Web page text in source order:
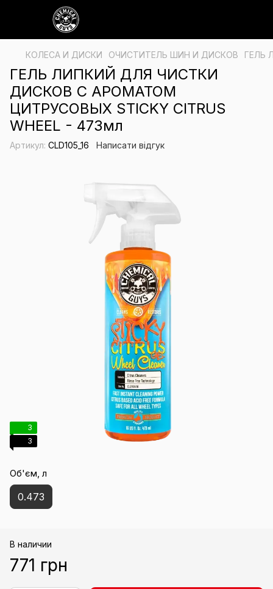
КОЛЕСА И ДИСКИ ОЧИСТИТЕЛЬ ШИН И ДИСКОВ ГЕЛЬ
ГЕЛЬ ЛИПКИЙ ДЛЯ ЧИСТКИ
ДИСКОВ С АРОМАТОМ
ЦИТРУСОВЫХ STICKY CITRUS
WHEEL - 473мл
Артикул: CLD105_16 Написати відгук
3
3
Об'єм, л
0.473
В наличии
771 грн